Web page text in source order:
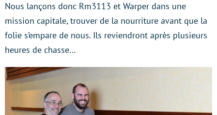
Nous lançons donc Rm3113 et Warper dans une
mission capitale, trouver de la nourriture avant que la
folie s’empare de nous. Ils reviendront après plusieurs
heures de chasse…